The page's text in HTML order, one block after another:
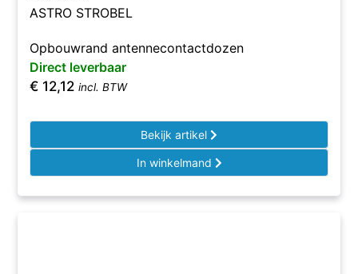
ASTRO STROBEL
Opbouwrand antennecontactdozen
Direct leverbaar
€ 12,12 incl. BTW
Bekijk artikel
In winkelmand